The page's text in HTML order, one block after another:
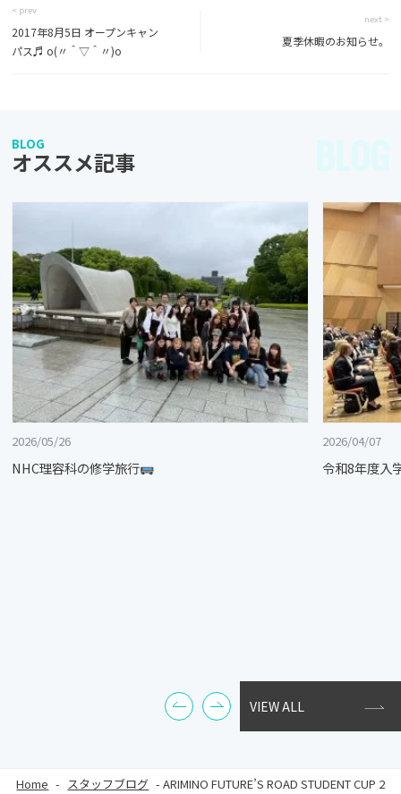
< prev
2017年8月5日 オープンキャン
パス♬ o(〃＾▽＾〃)o
next >
夏季休暇のお知らせ。
BLOG
オススメ記事
2026/05/26
NHC理容科の修学旅行
2026/04/07
令和8年度入
VIEW ALL
Home - スタッフブログ -ARIMINO FUTURE’S ROAD STUDENT CUP 2